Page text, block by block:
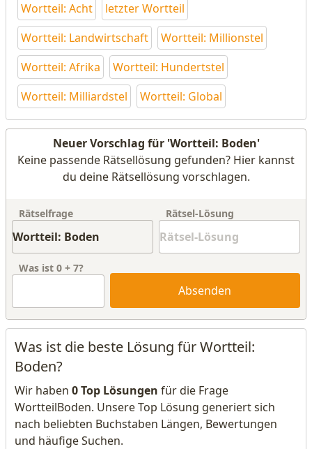
Wortteil: Acht
letzter Wortteil
Wortteil: Landwirtschaft
Wortteil: Millionstel
Wortteil: Afrika
Wortteil: Hundertstel
Wortteil: Milliardstel
Wortteil: Global
Neuer Vorschlag für 'Wortteil: Boden'
Keine passende Rätsellösung gefunden? Hier kannst
du deine Rätsellösung vorschlagen.
Rätselfrage Rätsel-Lösung
Was ist 0 + 7?
Absenden
Was ist die beste Lösung für Wortteil:
Boden?
Wir haben 0 Top Lösungen für die Frage
WortteilBoden. Unsere Top Lösung generiert sich
nach beliebten Buchstaben Längen, Bewertungen
und häufige Suchen.